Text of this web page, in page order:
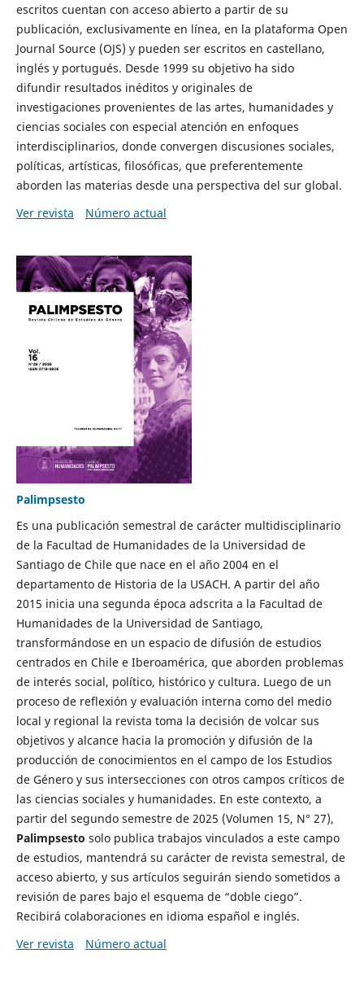
escritos cuentan con acceso abierto a partir de su
publicación, exclusivamente en línea, en la plataforma Open
Journal Source (OJS) y pueden ser escritos en castellano,
inglés y portugués. Desde 1999 su objetivo ha sido
difundir resultados inéditos y originales de
investigaciones provenientes de las artes, humanidades y
ciencias sociales con especial atención en enfoques
interdisciplinarios, donde convergen discusiones sociales,
políticas, artísticas, filosóficas, que preferentemente
aborden las materias desde una perspectiva del sur global.
Ver revista
Número actual
Palimpsesto
Es una publicación semestral de carácter multidisciplinario
de la Facultad de Humanidades de la Universidad de
Santiago de Chile que nace en el año 2004 en el
departamento de Historia de la USACH. A partir del año
2015 inicia una segunda época adscrita a la Facultad de
Humanidades de la Universidad de Santiago,
transformándose en un espacio de difusión de estudios
centrados en Chile e Iberoamérica, que aborden problemas
de interés social, político, histórico y cultura. Luego de un
proceso de reflexión y evaluación interna como del medio
local y regional la revista toma la decisión de volcar sus
objetivos y alcance hacia la promoción y difusión de la
producción de conocimientos en el campo de los Estudios
de Género y sus intersecciones con otros campos críticos de
las ciencias sociales y humanidades. En este contexto, a
partir del segundo semestre de 2025 (Volumen 15, N° 27),
Palimpsesto solo publica trabajos vinculados a este campo
de estudios, mantendrá su carácter de revista semestral, de
acceso abierto, y sus artículos seguirán siendo sometidos a
revisión de pares bajo el esquema de “doble ciego”.
Recibirá colaboraciones en idioma español e inglés.
Ver revista
Número actual